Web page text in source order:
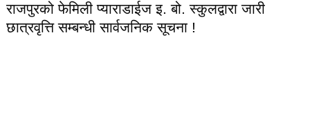
राजपुरको फेमिली प्याराडाईज इ. बो. स्कुलद्वारा जारी
छात्रवृत्ति सम्बन्धी सार्वजनिक सूचना !